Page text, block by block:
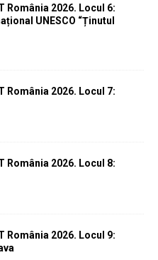
România 2026. Locul 6:
UNESCO “Ținutul
România 2026. Locul 7:
România 2026. Locul 8:
România 2026. Locul 9: